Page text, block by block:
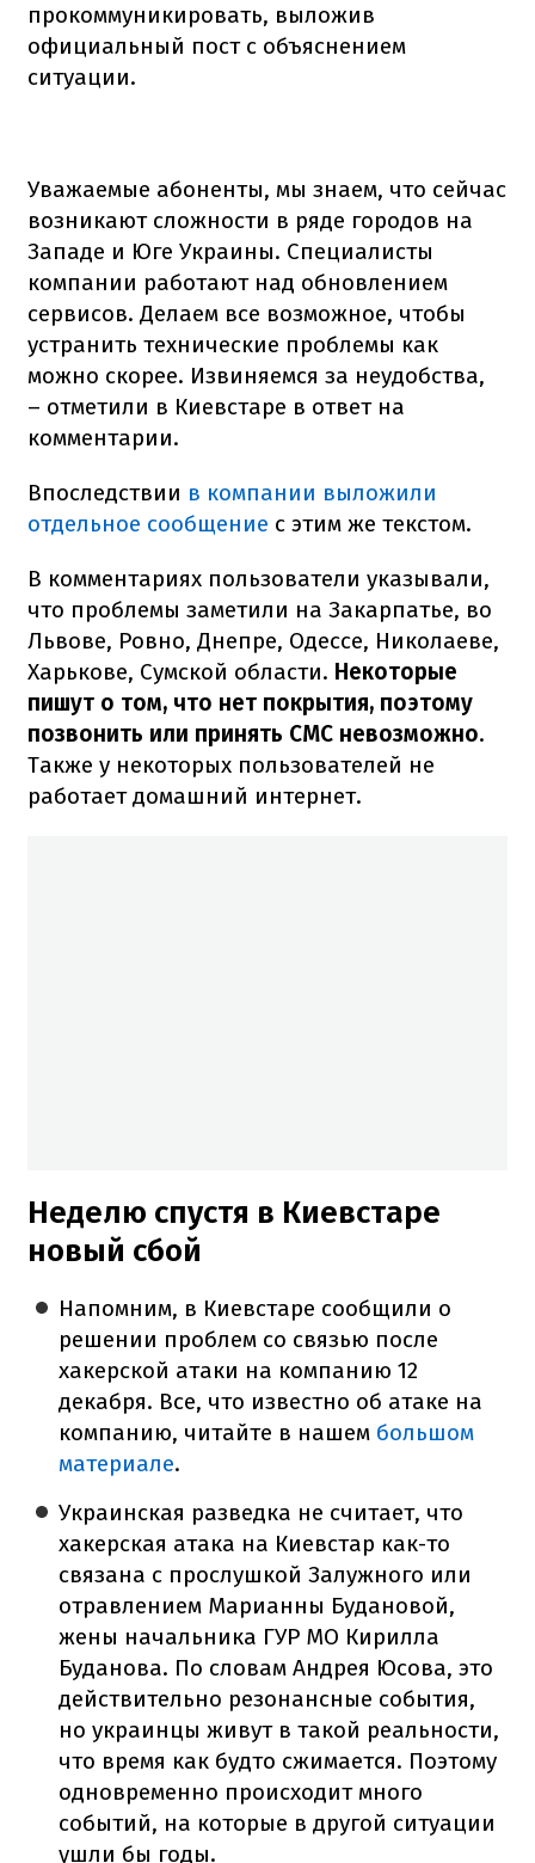
прокоммуникировать, выложив
официальный пост с объяснением
ситуации.
Уважаемые абоненты, мы знаем, что сейчас
возникают сложности в ряде городов на
Западе и Юге Украины. Специалисты
компании работают над обновлением
сервисов. Делаем все возможное, чтобы
устранить технические проблемы как
можно скорее. Извиняемся за неудобства,
– отметили в Киевстаре в ответ на
комментарии.
Впоследствии в компании выложили
отдельное сообщение с этим же текстом.
В комментариях пользователи указывали,
что проблемы заметили на Закарпатье, во
Львове, Ровно, Днепре, Одессе, Николаеве,
Харькове, Сумской области. Некоторые
пишут о том, что нет покрытия, поэтому
позвонить или принять СМС невозможно.
Также у некоторых пользователей не
работает домашний интернет.
Неделю спустя в Киевстаре
новый сбой
Напомним, в Киевстаре сообщили о
решении проблем со связью после
хакерской атаки на компанию 12
декабря. Все, что известно об атаке на
компанию, читайте в нашем большом
материале.
Украинская разведка не считает, что
хакерская атака на Киевстар как-то
связана с прослушкой Залужного или
отравлением Марианны Будановой,
жены начальника ГУР МО Кирилла
Буданова. По словам Андрея Юсова, это
действительно резонансные события,
но украинцы живут в такой реальности,
что время как будто сжимается. Поэтому
одновременно происходит много
событий, на которые в другой ситуации
ушли бы годы.